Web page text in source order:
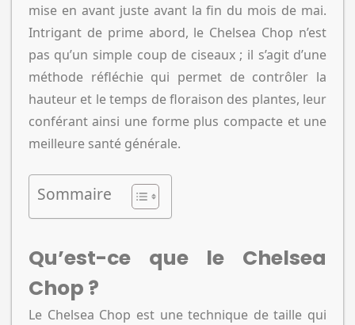
mise en avant juste avant la fin du mois de mai.
Intrigant de prime abord, le Chelsea Chop n’est
pas qu’un simple coup de ciseaux ; il s’agit d’une
méthode réfléchie qui permet de contrôler la
hauteur et le temps de floraison des plantes, leur
conférant ainsi une forme plus compacte et une
meilleure santé générale.
Sommaire
Qu’est-ce que le Chelsea
Chop ?
Le Chelsea Chop est une technique de taille qui